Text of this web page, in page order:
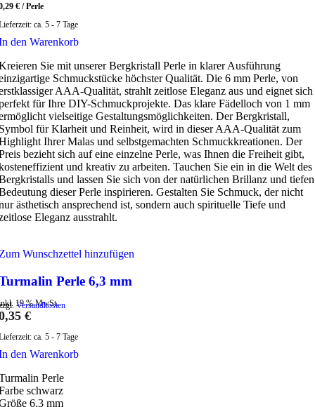
€ /Perle
ca. 5 - 7 Tage
den Warenkorb
Sie mit unserer Bergkristall Perle in klarer Ausführung
Schmuckstücke höchster Qualität. Die 6 mm Perle, von
AAA-Qualität, strahlt zeitlose Eleganz aus und eignet sich
für Ihre DIY-Schmuckprojekte. Das klare Fädelloch von 1 mm
vielseitige Gestaltungsmöglichkeiten. Der Bergkristall,
für Klarheit und Reinheit, wird in dieser AAA-Qualität zum
Ihrer Malas und selbstgemachten Schmuckkreationen. Der
bezieht sich auf eine einzelne Perle, was Ihnen die Freiheit gibt,
und kreativ zu arbeiten. Tauchen Sie ein in die Welt des
und lassen Sie sich von der natürlichen Brillanz und tiefen
dieser Perle inspirieren. Gestalten Sie Schmuck, der nicht
ästhetisch ansprechend ist, sondern auch spirituelle Tiefe und
Eleganz ausstrahlt.
Wunschzettel hinzufügen
Perle 6,3 mm
19 % MwSt.
Versandkosten
€
ca. 5 - 7 Tage
den Warenkorb
Perle
schwarz
6,3 mm